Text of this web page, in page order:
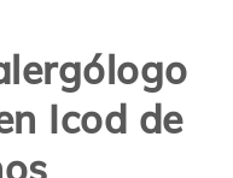
Icod de